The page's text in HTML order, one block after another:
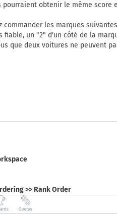
obtenir le même score
commander les marques
fiable, un "2" d'un côté de la
que deux voitures ne peuvent
>> Rank Order